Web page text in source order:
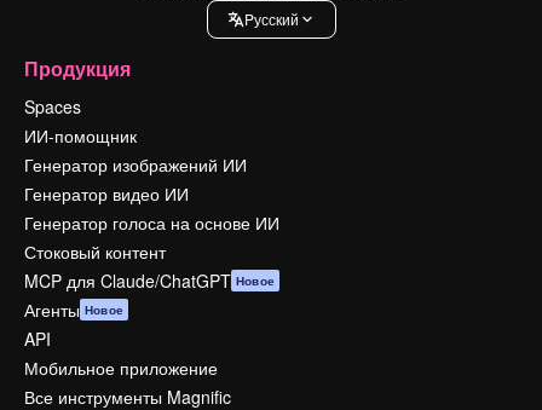
Pусский
Продукция
Spaces
ИИ-помощник
Генератор изображений ИИ
Генератор видео ИИ
Генератор голоса на основе ИИ
Стоковый контент
MCP для Claude/ChatGPT Новое
Агенты Новое
API
Мобильное приложение
Все инструменты Magnific